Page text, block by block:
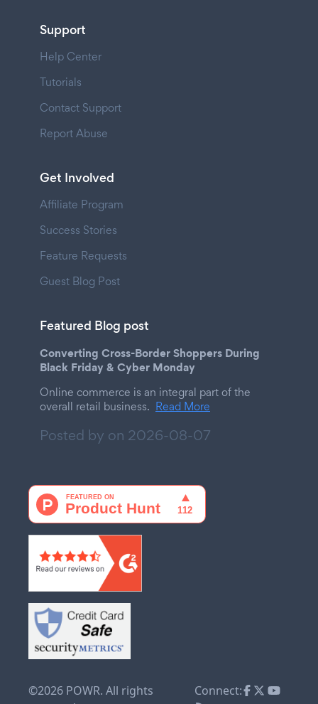
Support
Help Center
Tutorials
Contact Support
Report Abuse
Get Involved
Affiliate Program
Success Stories
Feature Requests
Guest Blog Post
Featured Blog post
Converting Cross-Border Shoppers During
Black Friday & Cyber Monday
Online commerce is an integral part of the
overall retail business. Read More
Posted by on 2026-08-07
©2026 POWR. All rights
Connect: